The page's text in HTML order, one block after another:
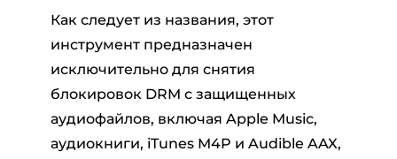
Как следует из названия, этот
инструмент предназначен
исключительно для снятия
блокировок DRM с защищенных
аудиофайлов, включая Apple Music,
аудиокниги, iTunes M4P и Audible AAX,